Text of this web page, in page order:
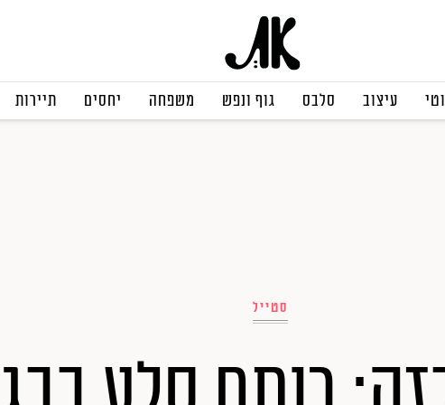
עיצוב סלבס גוף ונפש משפחה יחסים תיירות
סטייל